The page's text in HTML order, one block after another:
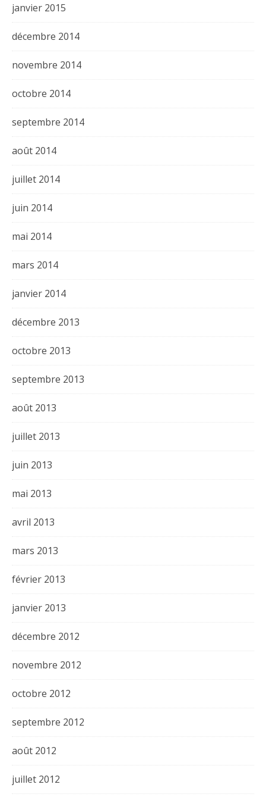
janvier 2015
décembre 2014
novembre 2014
octobre 2014
septembre 2014
août 2014
juillet 2014
juin 2014
mai 2014
mars 2014
janvier 2014
décembre 2013
octobre 2013
septembre 2013
août 2013
juillet 2013
juin 2013
mai 2013
avril 2013
mars 2013
février 2013
janvier 2013
décembre 2012
novembre 2012
octobre 2012
septembre 2012
août 2012
juillet 2012